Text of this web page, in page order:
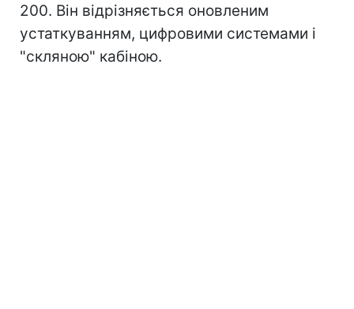
200. Він відрізняється оновленим
устаткуванням, цифровими системами і
"скляною" кабіною.